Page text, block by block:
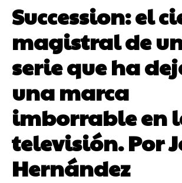
Succession: el
magistral de
serie que ha
una marca
imborrable en
televisión. Por
Hernández